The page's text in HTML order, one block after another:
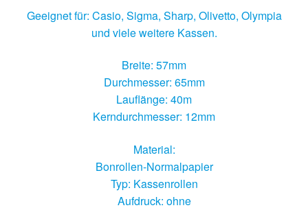
öffnen
Geeignet für: Casio, Sigma, Sharp, Olivetto, Olympia
und viele weitere Kassen.
Breite: 57mm
Durchmesser: 65mm
Lauflänge: 40m
Kerndurchmesser: 12mm
Material:
Bonrollen-Normalpapier
Typ: Kassenrollen
Aufdruck: ohne